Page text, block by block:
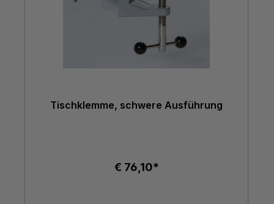
Tischklemme, schwere Ausführung
€ 76,10*